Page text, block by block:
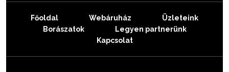
Főoldal Webáruház
Üzleteink
Borászatok
Legyen partnerünk
Kapcsolat